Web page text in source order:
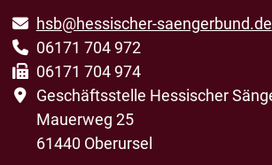
hsb@hessischer-saengerbund.de
06171 704 972
06171 704 974
Geschäftsstelle Hessischer
Mauerweg 25
61440 Oberursel